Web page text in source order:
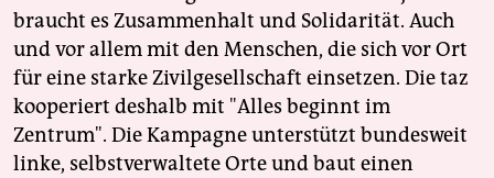
braucht es Zusammenhalt und Solidarität. Auch
und vor allem mit den Menschen, die sich vor Ort
für eine starke Zivilgesellschaft einsetzen. Die taz
kooperiert deshalb mit "Alles beginnt im
Zentrum". Die Kampagne unterstützt bundesweit
linke, selbstverwaltete Orte und baut einen